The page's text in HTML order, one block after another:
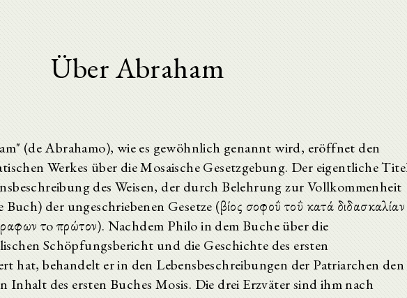
Über Abraham
(de Abrahamo), wie es gewöhnlich genannt wird, eröffnet den
Werkes über die Mosaische Gesetzgebung. Der eigentliche
des Weisen, der durch Belehrung zur Vollkommenheit
der ungeschriebenen Gesetze (βίος σοφοΰ τοΰ κατά διδασκαλίαν
τo πρώτον). Nachdem Philo in dem Buche über die
Schöpfungsbericht und die Geschichte des ersten
hat, behandelt er in den Lebensbeschreibungen der Patriarchen den
Inhalt des ersten Buches Mosis. Die drei Erzväter sind ihm nach